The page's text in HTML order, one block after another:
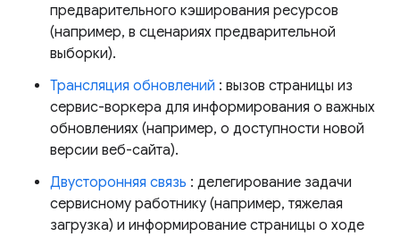
предварительного кэширования ресурсов
(например, в сценариях предварительной
выборки).
Трансляция обновлений : вызов страницы из
сервис-воркера для информирования о важных
обновлениях (например, о доступности новой
версии веб-сайта).
Двусторонняя связь : делегирование задачи
сервисному работнику (например, тяжелая
загрузка) и информирование страницы о ходе